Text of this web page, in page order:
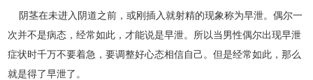
阴茎在未进入阴道之前，或刚插入就射精的现象称为早泄。偶尔一
次并不是病态，经常如此，才能说是早泄。所以当男性偶尔出现早泄
症状时千万不要着急，要调整好心态相信自己。但是经常如此，那么
就是得了早泄了。